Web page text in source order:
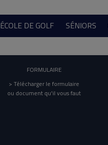
ÉCOLE DE GOLF SÉNIORS
FORMULAIRE
> Télécharger le formulaire
ou document qu'il vous faut